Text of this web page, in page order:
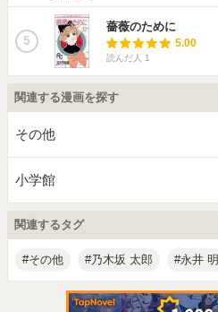
5
薔薇のために
5.00
読んだ人 1
関連する漫画を探す
その他
小学館
関連するタグ
その他 乃木坂 太郎 永井 明